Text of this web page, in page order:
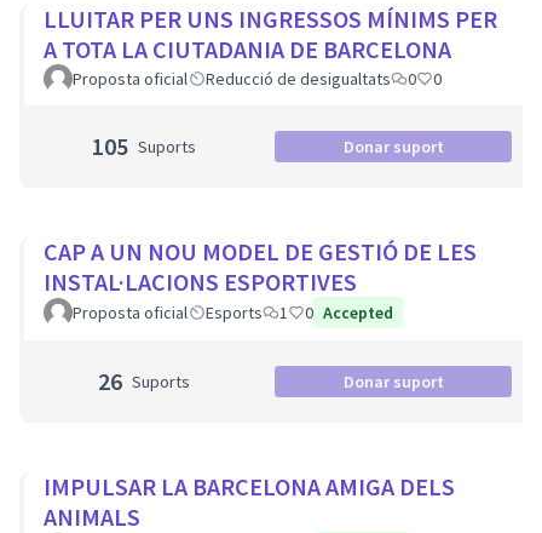
LLUITAR PER UNS INGRESSOS MÍNIMS PER
A TOTA LA CIUTADANIA DE BARCELONA
Proposta oficial Reducció de desigualtats 0 0
105 Suports Donar suport
CAP A UN NOU MODEL DE GESTIÓ DE LES
INSTAL·LACIONS ESPORTIVES
Proposta oficial Esports 1 0 Accepted
26 Suports Donar suport
IMPULSAR LA BARCELONA AMIGA DELS
ANIMALS